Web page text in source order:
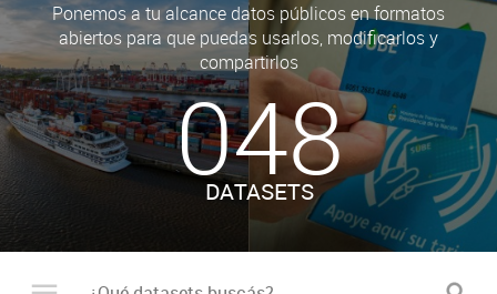
Ponemos a tu alcance datos públicos en formatos
abiertos para que puedas usarlos, modificarlos y
compartirlos
048
DATASETS